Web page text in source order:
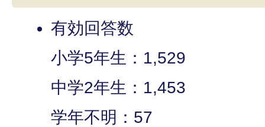
有効回答数
小学5年生：1,529
中学2年生：1,453
学年不明：57